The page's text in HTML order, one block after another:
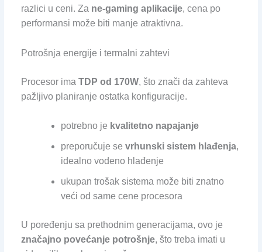
razlici u ceni. Za ne-gaming aplikacije, cena po
performansi može biti manje atraktivna.
Potrošnja energije i termalni zahtevi
Procesor ima TDP od 170W, što znači da zahteva
pažljivo planiranje ostatka konfiguracije.
potrebno je kvalitetno napajanje
preporučuje se vrhunski sistem hlađenja,
idealno vodeno hlađenje
ukupan trošak sistema može biti znatno
veći od same cene procesora
U poređenju sa prethodnim generacijama, ovo je
značajno povećanje potrošnje, što treba imati u